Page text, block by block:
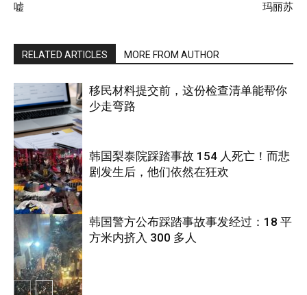
嘘
玛丽苏
RELATED ARTICLES MORE FROM AUTHOR
国际
移民材料提交前，这份检查清单能帮你
少走弯路
国际
韩国梨泰院踩踏事故 154 人死亡！而悲
剧发生后，他们依然在狂欢
韩国警方公布踩踏事故事发经过：18 平
方米内挤入 300 多人